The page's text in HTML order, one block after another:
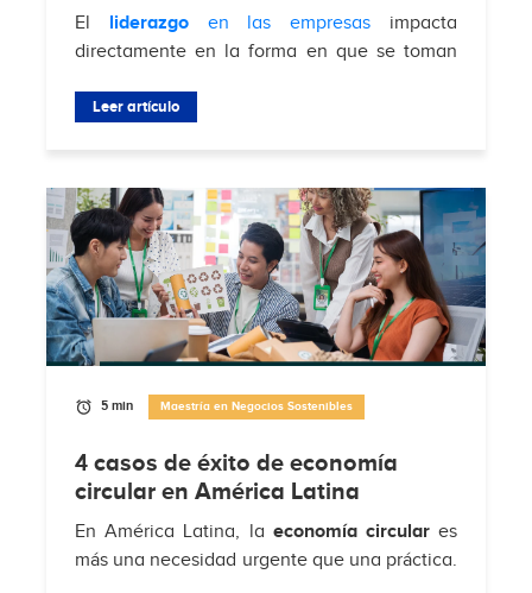
El liderazgoen las empresas impacta
directamente en la forma en que se toman
enfrentan desafíos del mercado. Según
Leer artículo
5 min Maestría en Negocios Sostenibles
4 casos de éxito de economía
circular en América Latina
En América Latina, la economía circulares
más una necesidad urgente que una práctica.